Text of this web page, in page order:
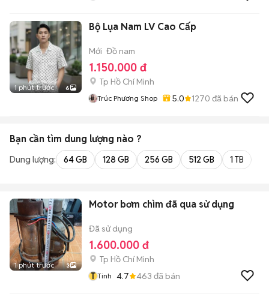
1 phút trước 6
Bộ Lụa Nam LV Cao Cấp
Mới Đồ nam
1.150.000 đ
Tp Hồ Chí Minh
Trúc Phương Shop 5.0 1270 đã bán
Bạn cần tìm dung lượng nào ?
Dung lượng: 64 GB 128 GB 256 GB 512 GB 1 TB
1 phút trước 3
Motor bơm chìm đã qua sử dụng
Đã sử dụng
1.600.000 đ
Tp Hồ Chí Minh
T Tinh 4.7 463 đã bán